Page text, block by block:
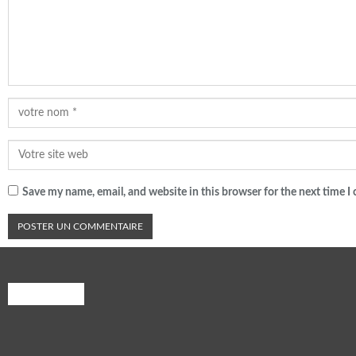
Save my name, email, and website in this browser for the next time I